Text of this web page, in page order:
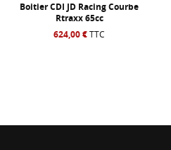
Boitier CDI JD Racing Courbe
Rtraxx 65cc
624,00 €TTC